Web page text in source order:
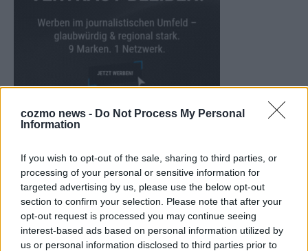
cozmo news - Do Not Process My Personal
Information
If you wish to opt-out of the sale, sharing to third parties, or
processing of your personal or sensitive information for
targeted advertising by us, please use the below opt-out
section to confirm your selection. Please note that after your
opt-out request is processed you may continue seeing
interest-based ads based on personal information utilized by
us or personal information disclosed to third parties prior to
CHECK UNS AUF FACEBOOK
AD